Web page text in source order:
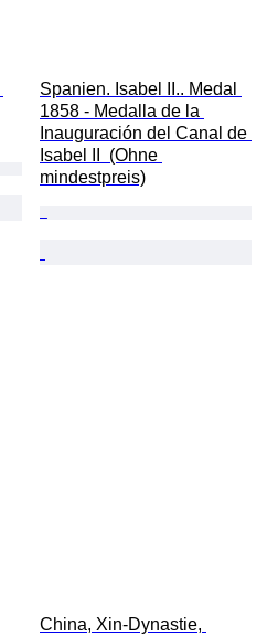
Spanien. Isabel II.. Medal
1858 - Medalla de la
Inauguración del Canal de
Isabel II  (Ohne
mindestpreis)
China, Xin-Dynastie,